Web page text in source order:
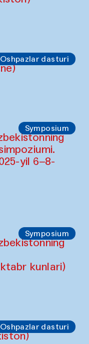
Oshpazlar dasturi
Symposium
yil 6–8-
Symposium
kunlari)
Oshpazlar dasturi